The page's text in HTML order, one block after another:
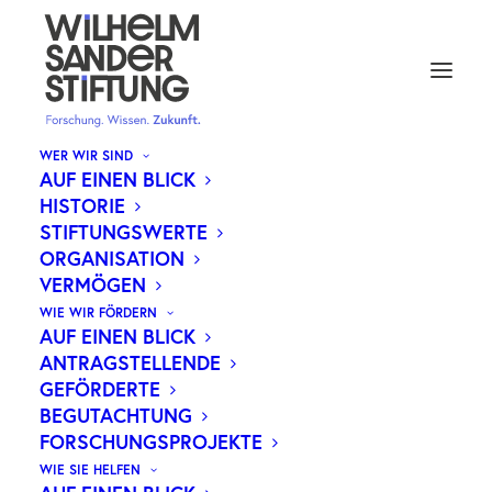
WER WIR SIND
AUF EINEN BLICK
HISTORIE
STIFTUNGSWERTE
ORGANISATION
VERMÖGEN
WIE WIR FÖRDERN
AUF EINEN BLICK
ANTRAGSTELLENDE
GEFÖRDERTE
BEGUTACHTUNG
FORSCHUNGSPROJEKTE
WIE SIE HELFEN
TUMORZELLEIGENES
„ALARMSYSTEM“ VERBESSERT
WIRKSAMKEIT DER CAR-T-
ZELL-THERAPIE
Forschende um Dr. Nadia El Khawanky, Dr.